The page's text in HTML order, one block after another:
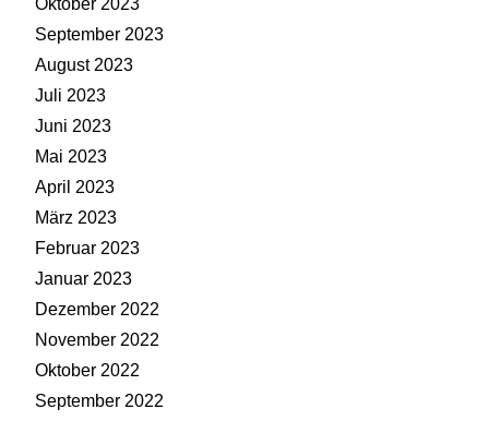
Oktober 2023
September 2023
August 2023
Juli 2023
Juni 2023
Mai 2023
April 2023
März 2023
Februar 2023
Januar 2023
Dezember 2022
November 2022
Oktober 2022
September 2022